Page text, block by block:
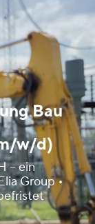
Bau
w/d)
– ein
Group •